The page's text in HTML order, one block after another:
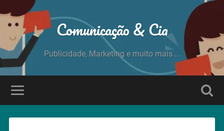
Comunicação & Cia
Publicidade, Marketing e muito mais....